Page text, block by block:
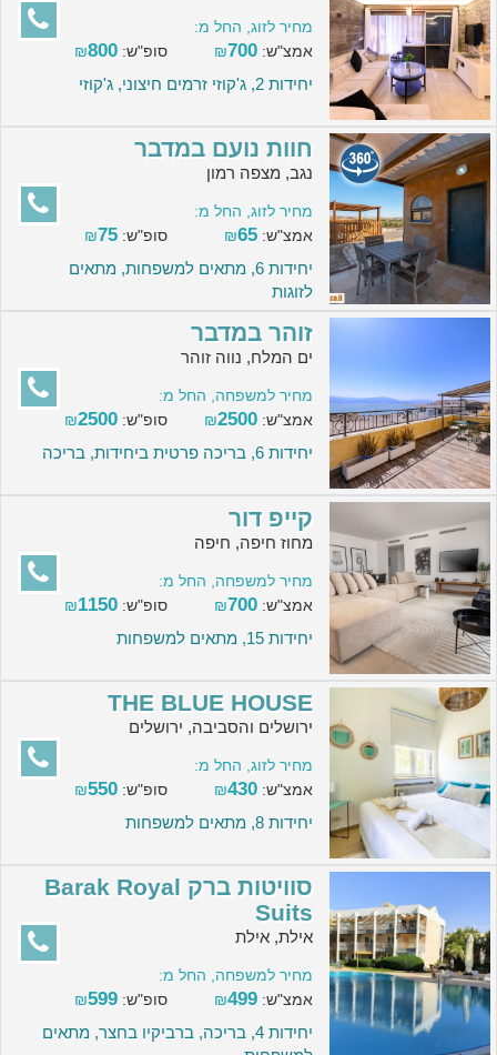
מחיר לזוג, החל מ:
אמצ"ש:
₪700 סופ"ש: ₪800
יחידות 2, ג'קוזי זרמים חיצוני, ג'קוזי
חוות נועם במדבר
נגב, מצפה רמון
מחיר לזוג, החל מ:
אמצ"ש:
₪65 סופ"ש: ₪75
יחידות 6, מתאים למשפחות, מתאים
לזוגות
זוהר במדבר
ים המלח, נווה זוהר
מחיר למשפחה, החל מ:
אמצ"ש:
₪2500 סופ"ש: ₪2500
יחידות 6, בריכה פרטית ביחידות, בריכה
קייפ דור
מחוז חיפה, חיפה
מחיר למשפחה, החל מ:
אמצ"ש:
₪700 סופ"ש: ₪1150
יחידות 15, מתאים למשפחות
THE BLUE HOUSE
ירושלים והסביבה, ירושלים
מחיר לזוג, החל מ:
אמצ"ש:
₪430 סופ"ש: ₪550
יחידות 8, מתאים למשפחות
סוויטות ברק Barak Royal
Suits
אילת, אילת
מחיר למשפחה, החל מ:
אמצ"ש:
₪499 סופ"ש: ₪599
יחידות 4, בריכה, ברביקיו בחצר, מתאים